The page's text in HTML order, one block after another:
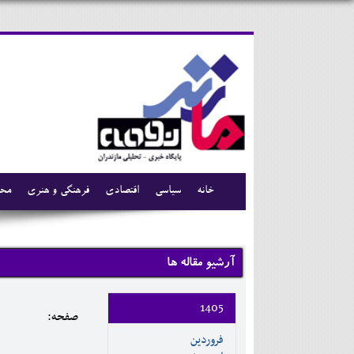
فرهنگی و هنری اقتصادی سیاسی خانه
آرشیو مقاله ها
صفحه:
1405
فروردين